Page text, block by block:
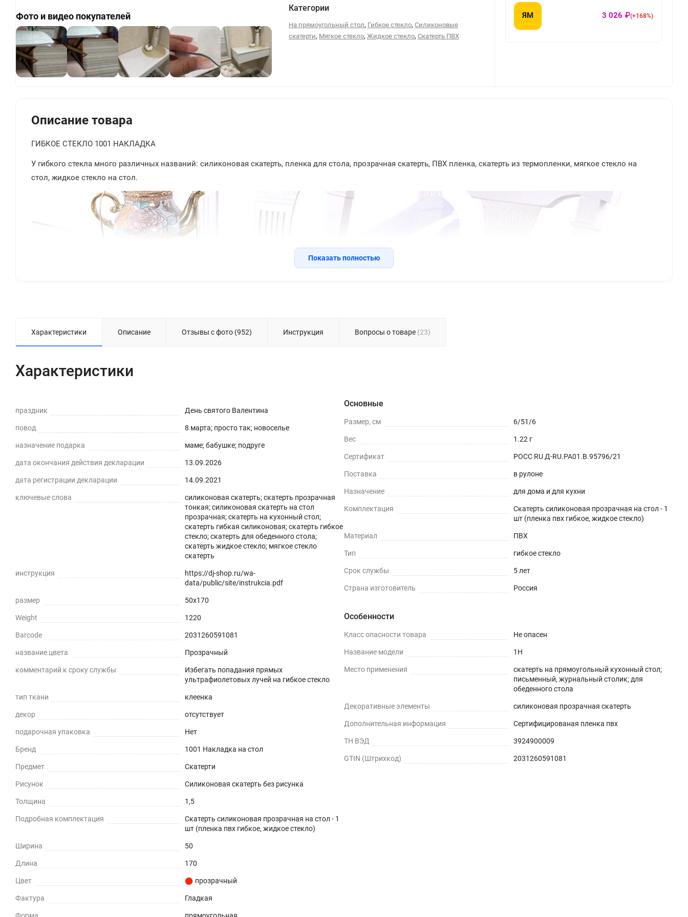
Фото и видео покупателей
Категории
На прямоугольный стол, Гибкое стекло, Силиконовые
скатерти, Мягкое стекло, Жидкое стекло, Скатерть ПВХ
ЯМ 3 026 ₽(+168%)
Описание товара
ГИБКОЕ СТЕКЛО 1001 НАКЛАДКА
У гибкого стекла много различных названий: силиконовая скатерть, пленка для стола, прозрачная скатерть, ПВХ пленка, скатерть из термопленки, мягкое стекло на
стол, жидкое стекло на стол.
практичное решение для защиты плоских горизонтальных поверхностей и скатертей, а также для улучшения их внешнего вида. Для производства используется
экологически чистый ПВХ-материал с характеристиками водонепроницаемости, нескользкости, термостойкости (максимум до 70°С).
Прозрачная и Гибкая
Не скрывает натуральный цвет вашего стола или скатерти.
Приглушает звон столовых приборов.
Безопасно
Для людей и животных
Не нужно клеить
Прочность и износостойкость
Показать полностью
Характеристики Описание Отзывы с фото (952) Инструкция Вопросы о товаре (23)
Характеристики
праздник День святого Валентина
повод 8 марта; просто так; новоселье
назначение подарка маме; бабушке; подруге
дата окончания действия декларации 13.09.2026
дата регистрации декларации 14.09.2021
ключевые слова
силиконовая скатерть; скатерть прозрачная
тонкая; силиконовая скатерть на стол
прозрачная; скатерть на кухонный стол;
скатерть гибкая силиконовая; скатерть гибкое
стекло; скатерть для обеденного стола;
скатерть жидкое стекло; мягкое стекло
скатерть
инструкция
https://dj-shop.ru/wa-
data/public/site/instrukcia.pdf
размер 50x170
Weight 1220
Barcode 2031260591081
название цвета Прозрачный
комментарий к сроку службы
Избегать попадания прямых
ультрафиолетовых лучей на гибкое стекло
тип ткани клеенка
декор отсутствует
подарочная упаковка Нет
Бренд 1001 Накладка на стол
Предмет Скатерти
Рисунок Силиконовая скатерть без рисунка
Толщина 1,5
Подробная комплектация
Скатерть силиконовая прозрачная на стол - 1
шт (пленка пвх гибкое, жидкое стекло)
Ширина 50
Длина 170
Цвет прозрачный
Фактура Гладкая
Основные
Размер, см 6/51/6
Вес 1.22 г
Сертификат РОСС RU Д-RU.РА01.В.95796/21
Поставка в рулоне
Назначение для дома и для кухни
Комплектация
Скатерть силиконовая прозрачная на стол - 1
шт (пленка пвх гибкое, жидкое стекло)
Материал ПВХ
Тип гибкое стекло
Срок службы 5 лет
Страна изготовитель Россия
Особенности
Класс опасности товара Не опасен
Название модели 1H
Место применения
скатерть на прямоугольный кухонный стол;
письменный, журнальный столик; для
обеденного стола
Декоративные элементы силиконовая прозрачная скатерть
Дополнительная информация Сертифицированая пленка пвх
ТН ВЭД 3924900009
GTIN (Штрихкод) 2031260591081